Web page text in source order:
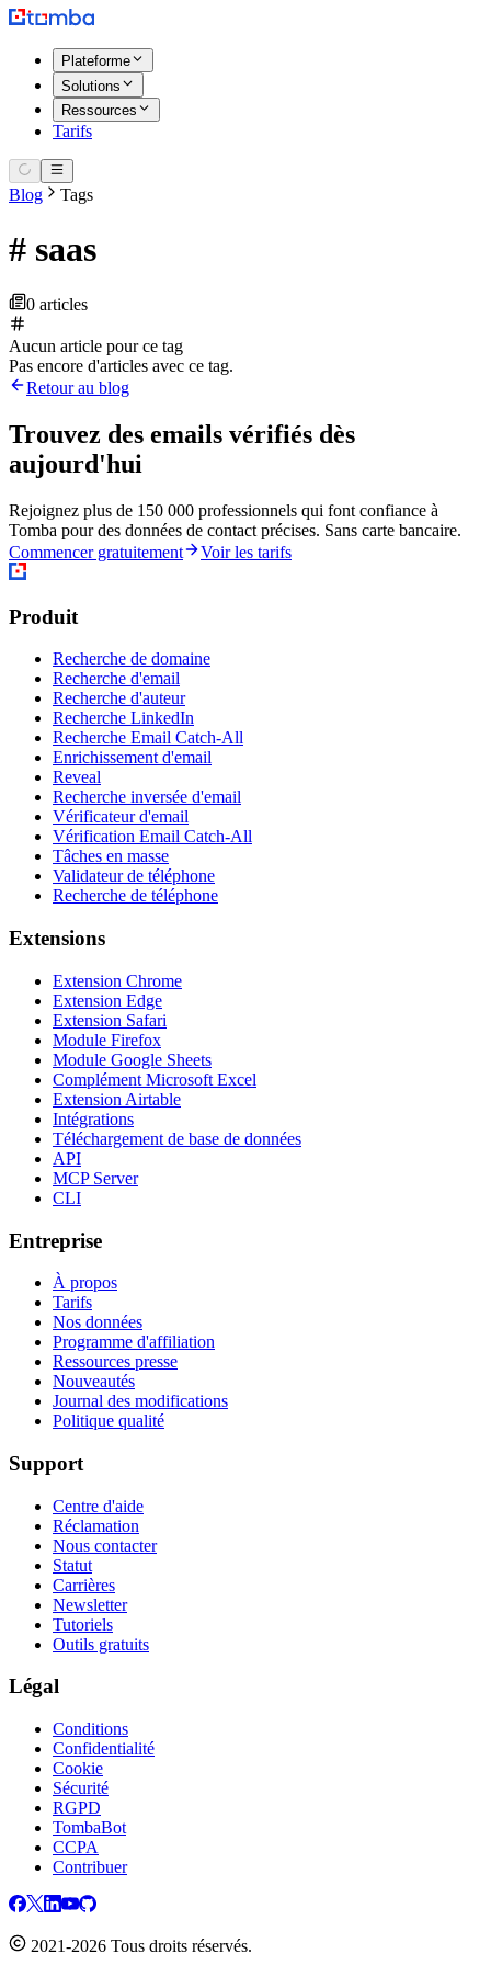
Plateforme
Solutions
Ressources
Tarifs
Blog Tags
# saas
0 articles
Aucun article pour ce tag
Pas encore d'articles avec ce tag.
Retour au blog
Trouvez des emails vérifiés dès
aujourd'hui
Rejoignez plus de 150 000 professionnels qui font confiance à
Tomba pour des données de contact précises. Sans carte bancaire.
Commencer gratuitement
Voir les tarifs
Produit
Recherche de domaine
Recherche d'email
Recherche d'auteur
Recherche LinkedIn
Recherche Email Catch-All
Enrichissement d'email
Reveal
Recherche inversée d'email
Vérificateur d'email
Vérification Email Catch-All
Tâches en masse
Validateur de téléphone
Recherche de téléphone
Extensions
Extension Chrome
Extension Edge
Extension Safari
Module Firefox
Module Google Sheets
Complément Microsoft Excel
Extension Airtable
Intégrations
Téléchargement de base de données
API
MCP Server
CLI
Entreprise
À propos
Tarifs
Nos données
Programme d'affiliation
Ressources presse
Nouveautés
Journal des modifications
Politique qualité
Support
Centre d'aide
Réclamation
Nous contacter
Statut
Carrières
Newsletter
Tutoriels
Outils gratuits
Légal
Conditions
Confidentialité
Cookie
Sécurité
RGPD
TombaBot
CCPA
Contribuer
2021-2026 Tous droits réservés.